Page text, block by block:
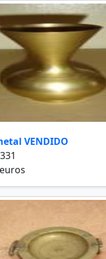
VENDIDO
331